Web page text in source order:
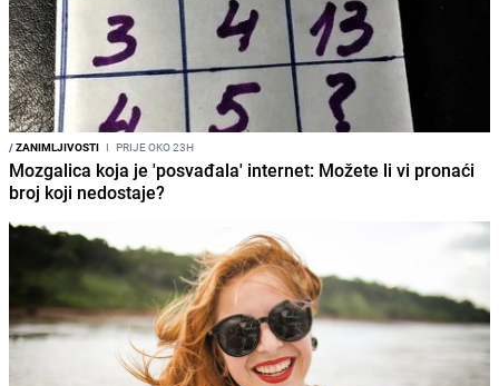
/ZANIMLJIVOSTI I PRIJE OKO 23H
Mozgalica koja je 'posvađala' internet: Možete li vi pronaći
broj koji nedostaje?